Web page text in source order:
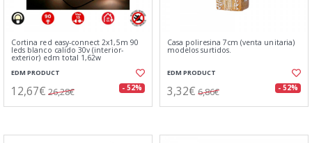
Cortina red easy-connect 2x1,5m 90
leds blanco calido 30v (interior-
exterior) edm total 1,62w
EDM PRODUCT
12,67€ 26,28€ - 52%
Casa poliresina 7cm (venta unitaria)
modelos surtidos.
EDM PRODUCT
3,32€ 6,86€ - 52%